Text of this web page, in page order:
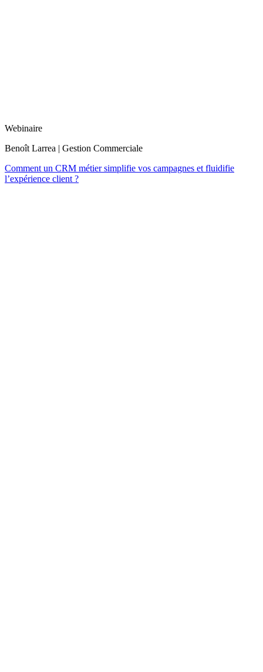
Webinaire
Benoît Larrea | Gestion Commerciale
Comment un CRM métier simplifie vos campagnes et fluidifie
l’expérience client ?